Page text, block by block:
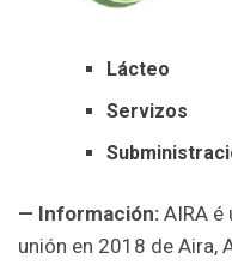
Lácteo
Servizos
— Información: AIRA é
unión en 2018 de Aira,